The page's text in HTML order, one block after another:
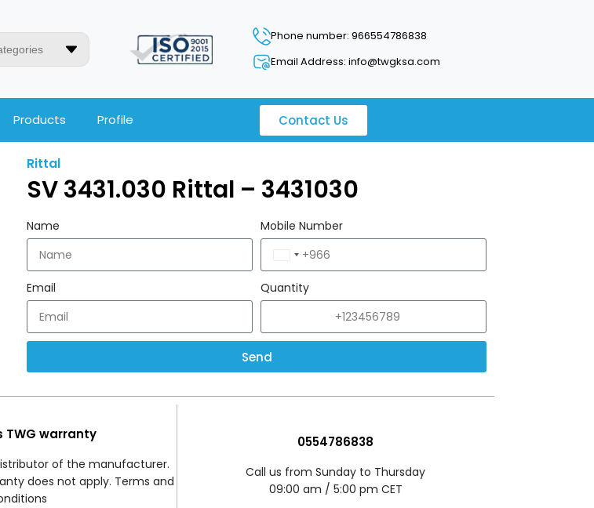
Phone number: 966554786838
Email Address: info@twgksa.com
Products Profile Contact Us
Rittal
SV 3431.030 Rittal – 3431030
Name Mobile Number
Saudi
Arabia
+966
Email Quantity
Send
TWG warranty
of the manufacturer.
does not apply. Terms and
0554786838
Call us from Sunday to Thursday
09:00 am / 5:00 pm CET